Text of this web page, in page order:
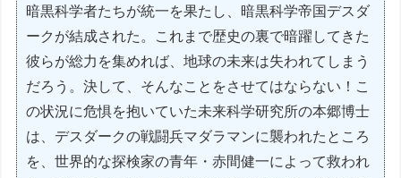
暗黒科学者たちが統一を果たし、暗黒科学帝国デスダ
ークが結成された。これまで歴史の裏で暗躍してきた
彼らが総力を集めれば、地球の未来は失われてしまう
だろう。決して、そんなことをさせてはならない！こ
の状況に危惧を抱いていた未来科学研究所の本郷博士
は、デスダークの戦闘兵マダラマンに襲われたところ
を、世界的な探検家の青年・赤間健一によって救われ